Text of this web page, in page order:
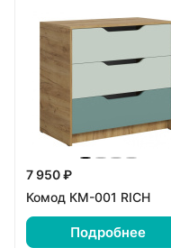
7 950 ₽
Комод КМ-001 RICH
Подробнее